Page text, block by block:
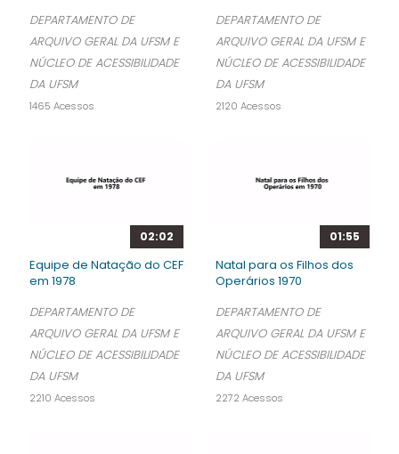
DEPARTAMENTO DE
ARQUIVO GERAL DA UFSM E
NÚCLEO DE ACESSIBILIDADE
DA UFSM
1465 Acessos
DEPARTAMENTO DE
ARQUIVO GERAL DA UFSM E
NÚCLEO DE ACESSIBILIDADE
DA UFSM
2120 Acessos
02:02
Equipe de Natação do CEF
em 1978
DEPARTAMENTO DE
ARQUIVO GERAL DA UFSM E
NÚCLEO DE ACESSIBILIDADE
DA UFSM
2210 Acessos
01:55
Natal para os Filhos dos
Operários 1970
DEPARTAMENTO DE
ARQUIVO GERAL DA UFSM E
NÚCLEO DE ACESSIBILIDADE
DA UFSM
2272 Acessos